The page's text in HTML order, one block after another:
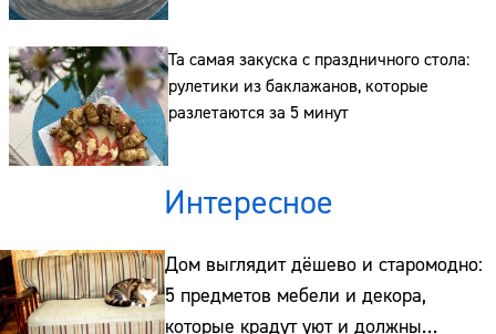
Та самая закуска с праздничного стола:
рулетики из баклажанов, которые
разлетаются за 5 минут
Интересное
Дом выглядит дёшево и старомодно:
5 предметов мебели и декора,
которые крадут уют и должны